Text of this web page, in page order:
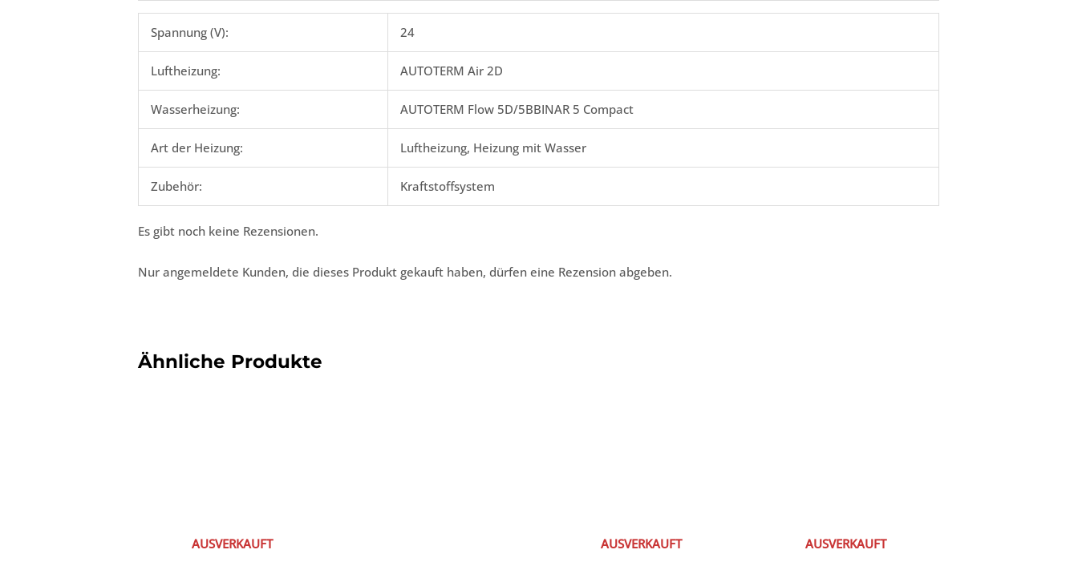
Spannung (V): 24
Luftheizung: AUTOTERM Air 2D
Wasserheizung: AUTOTERM Flow 5D/5BBINAR 5 Compact
Art der Heizung: Luftheizung, Heizung mit Wasser
Zubehör: Kraftstoffsystem
Es gibt noch keine Rezensionen.
Nur angemeldete Kunden, die dieses Produkt gekauft haben, dürfen eine Rezension abgeben.
Ähnliche Produkte
AUSVERKAUFT AUSVERKAUFT AUSVERKAUFT